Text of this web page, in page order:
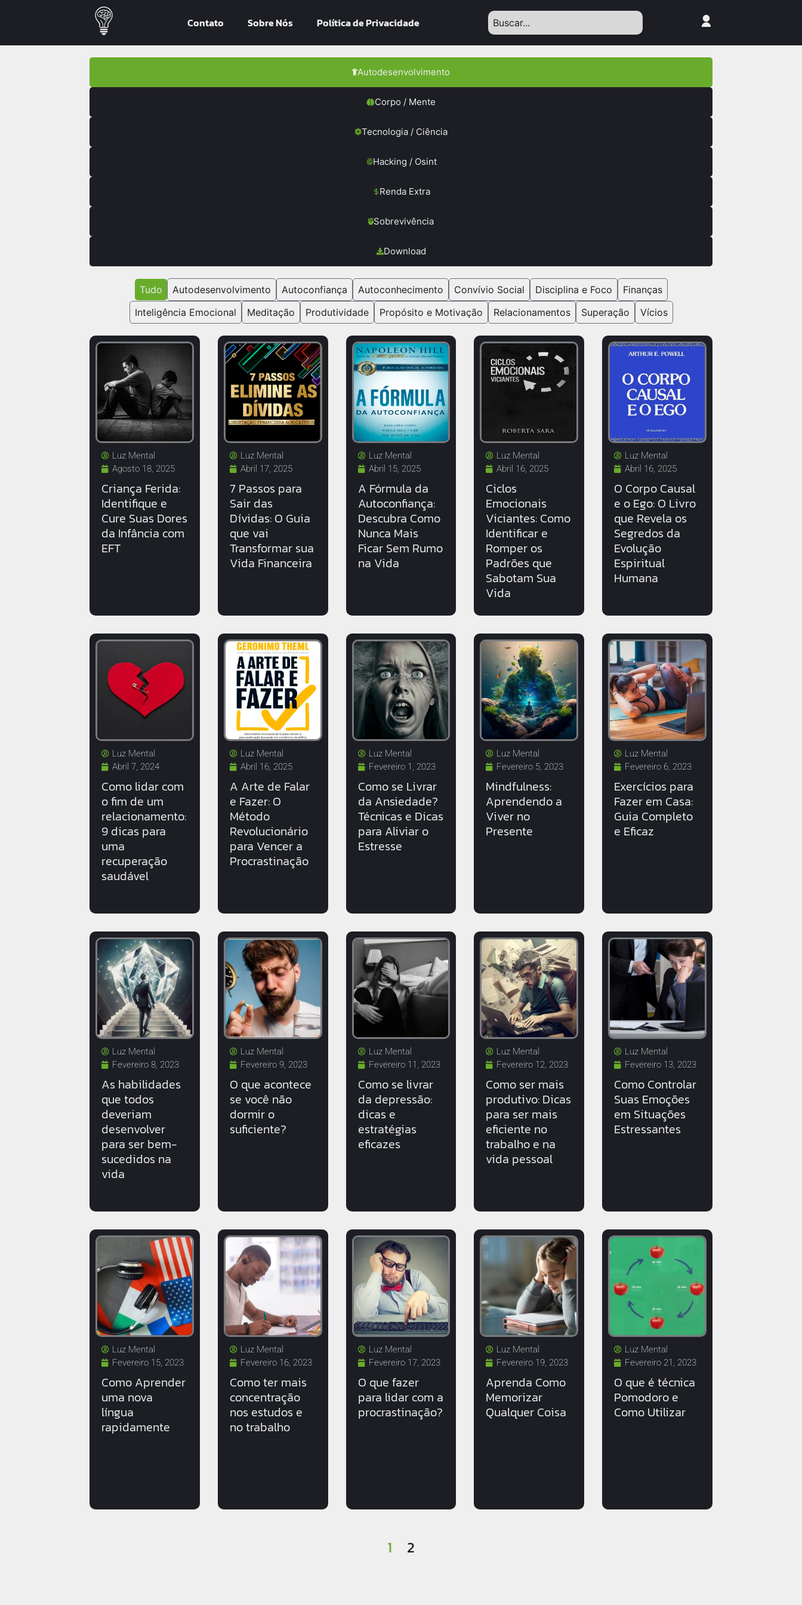
Contato Sobre Nós Política de Privacidade
Autodesenvolvimento
Corpo / Mente
Tecnologia / Ciência
Hacking / Osint
Renda Extra
Sobrevivência
Download
Autodesenvolvimento Autoconfiança Autoconhecimento Convívio Social Disciplina e Foco
Finanças
Inteligência Emocional
Meditação Produtividade Propósito e Motivação Relacionamentos Superação Vícios
Tudo
Luz Mental
Agosto 18, 2025
Criança Ferida:
Identifique e
Cure Suas Dores
da Infância com
EFT
Luz Mental
Abril 17, 2025
7 Passos para
Sair das
Dívidas: O Guia
que vai
Transformar sua
Vida Financeira
Luz Mental
Abril 15, 2025
A Fórmula da
Autoconfiança:
Descubra Como
Nunca Mais
Ficar Sem Rumo
na Vida
Luz Mental
Abril 16, 2025
Ciclos
Emocionais
Viciantes: Como
Identificar e
Romper os
Padrões que
Sabotam Sua
Vida
Luz Mental
Abril 16, 2025
O Corpo Causal
e o Ego: O Livro
que Revela os
Segredos da
Evolução
Espiritual
Humana
Luz Mental
Abril 7, 2024
Como lidar com
o fim de um
relacionamento:
9 dicas para
uma
recuperação
saudável
Luz Mental
Abril 16, 2025
A Arte de Falar
e Fazer: O
Método
Revolucionário
para Vencer a
Procrastinação
Luz Mental
Fevereiro 1, 2023
Como se Livrar
da Ansiedade?
Técnicas e Dicas
para Aliviar o
Estresse
Luz Mental
Fevereiro 5, 2023
Mindfulness:
Aprendendo a
Viver no
Presente
Luz Mental
Fevereiro 6, 2023
Exercícios para
Fazer em Casa:
Guia Completo
e Eficaz
Luz Mental
Fevereiro 8, 2023
As habilidades
que todos
deveriam
desenvolver
para ser bem-
sucedidos na
vida
Luz Mental
Fevereiro 9, 2023
O que acontece
se você não
dormir o
suficiente?
Luz Mental
Fevereiro 11, 2023
Como se livrar
da depressão:
dicas e
estratégias
eficazes
Luz Mental
Fevereiro 12, 2023
Como ser mais
produtivo: Dicas
para ser mais
eficiente no
trabalho e na
vida pessoal
Luz Mental
Fevereiro 13, 2023
Como Controlar
Suas Emoções
em Situações
Estressantes
Luz Mental
Fevereiro 15, 2023
Como Aprender
uma nova
língua
rapidamente
Luz Mental
Fevereiro 16, 2023
Como ter mais
concentração
nos estudos e
no trabalho
Luz Mental
Fevereiro 17, 2023
O que fazer
para lidar com a
procrastinação?
Luz Mental
Fevereiro 19, 2023
Aprenda Como
Memorizar
Qualquer Coisa
Luz Mental
Fevereiro 21, 2023
O que é técnica
Pomodoro e
Como Utilizar
1 2